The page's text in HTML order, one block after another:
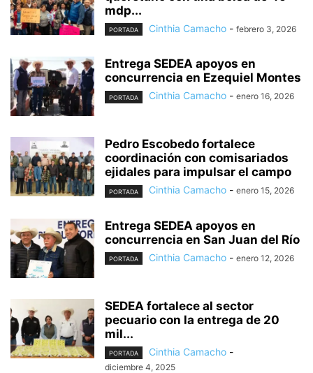
mdp...
PORTADA Cinthia Camacho - febrero 3, 2026
Entrega SEDEA apoyos en
concurrencia en Ezequiel Montes
PORTADA Cinthia Camacho - enero 16, 2026
Pedro Escobedo fortalece
coordinación con comisariados
ejidales para impulsar el campo
PORTADA Cinthia Camacho - enero 15, 2026
Entrega SEDEA apoyos en
concurrencia en San Juan del Río
PORTADA Cinthia Camacho - enero 12, 2026
SEDEA fortalece al sector
pecuario con la entrega de 20
mil...
PORTADA Cinthia Camacho -
diciembre 4, 2025